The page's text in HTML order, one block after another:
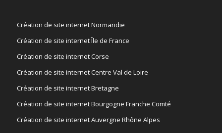
Création de site internet Normandie
Création de site internet Île de France
Création de site internet Corse
Création de site internet Centre Val de Loire
Création de site internet Bretagne
Création de site internet Bourgogne Franche Comté
Création de site internet Auvergne Rhône Alpes